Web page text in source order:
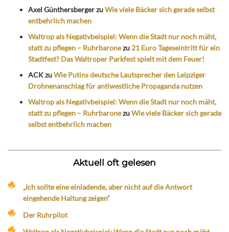
Axel GünthersbergerzuWie viele Bäcker sich gerade selbst
entbehrlich machen
Waltrop als Negativbeispiel: Wenn die Stadt nur noch mäht,
statt zu pflegen – Ruhrbaronezu 21 Euro Tageseintritt für ein
Stadtfest? Das Waltroper Parkfest spielt mit dem Feuer!
ACKzuWie Putins deutsche Lautsprecher den Leipziger
Drohnenanschlag für antiwestliche Propaganda nutzen
Waltrop als Negativbeispiel: Wenn die Stadt nur noch mäht,
statt zu pflegen – RuhrbaronezuWie viele Bäcker sich gerade
selbst entbehrlich machen
Aktuell oft gelesen
„Ich sollte eine einladende, aber nicht auf die Antwort
eingehende Haltung zeigen“
Der Ruhrpilot